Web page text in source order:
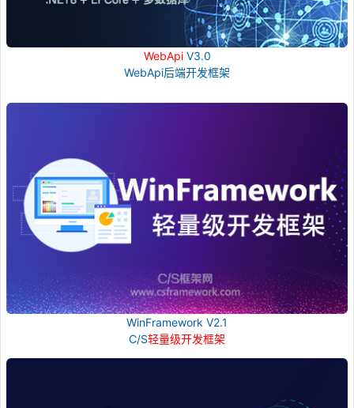
WebApiV3.0
WebApi后端开发框架
WinFramework V2.1
C/S轻量级开发框架